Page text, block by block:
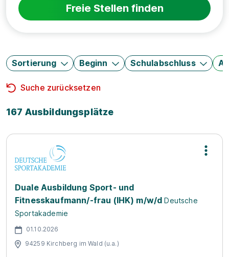
Freie Stellen finden
Sortierung Beginn Schulabschluss
Suche zurücksetzen
167 Ausbildungsplätze
Duale Ausbildung Sport- und
Fitnesskaufmann/-frau (IHK) m/w/d Deutsche
Sportakademie
01.10.2026
94259 Kirchberg im Wald (u.a.)